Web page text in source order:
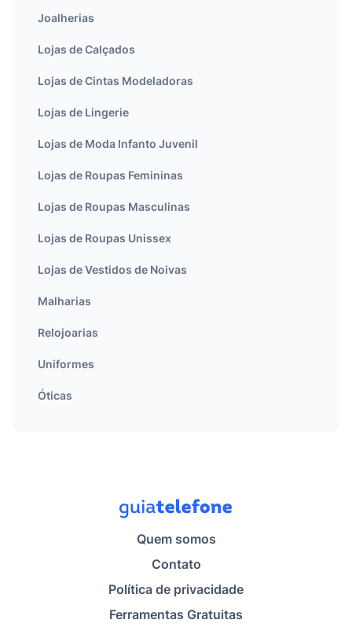
Joalherias
Lojas de Calçados
Lojas de Cintas Modeladoras
Lojas de Lingerie
Lojas de Moda Infanto Juvenil
Lojas de Roupas Femininas
Lojas de Roupas Masculinas
Lojas de Roupas Unissex
Lojas de Vestidos de Noivas
Malharias
Relojoarias
Uniformes
Óticas
Quem somos
Contato
Política de privacidade
Ferramentas Gratuitas